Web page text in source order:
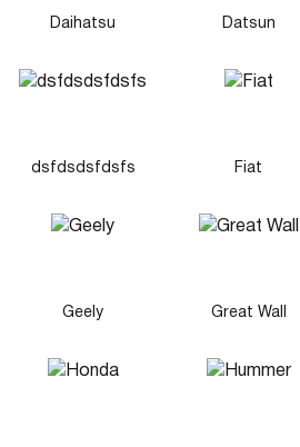
Daihatsu Datsun
dsfdsdsfdsfs Fiat
Geely Great Wall